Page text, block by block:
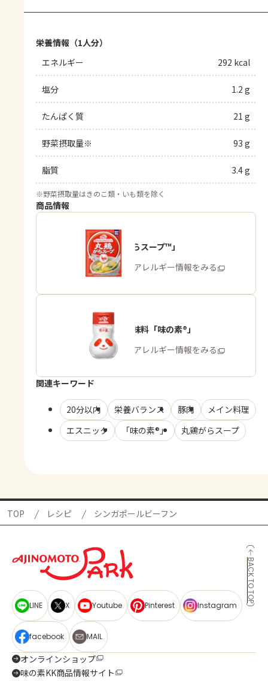
栄養情報（1人分）
エネルギー
292 kcal
塩分 1.2 g
たんぱく質 21 g
野菜摂取量※ 93 g
脂質 3.4 g
※野菜摂取量はきのこ類・いも類を除く
商品情報
「丸鶏がらスープ™」
商品・アレルギー情報をみる
うま味調味料「味の素®」
商品・アレルギー情報をみる
関連キーワード
20分以内 栄養バランス 豚肉
メイン料理
エスニック
「味の素®」 丸鶏がらスープ
TOP レシピ シンガポールビーフン
BACK TO TOP
LINE X Youtube Pinterest Instagram
facebook MAIL
オンラインショップ
味の素KK商品情報サイト